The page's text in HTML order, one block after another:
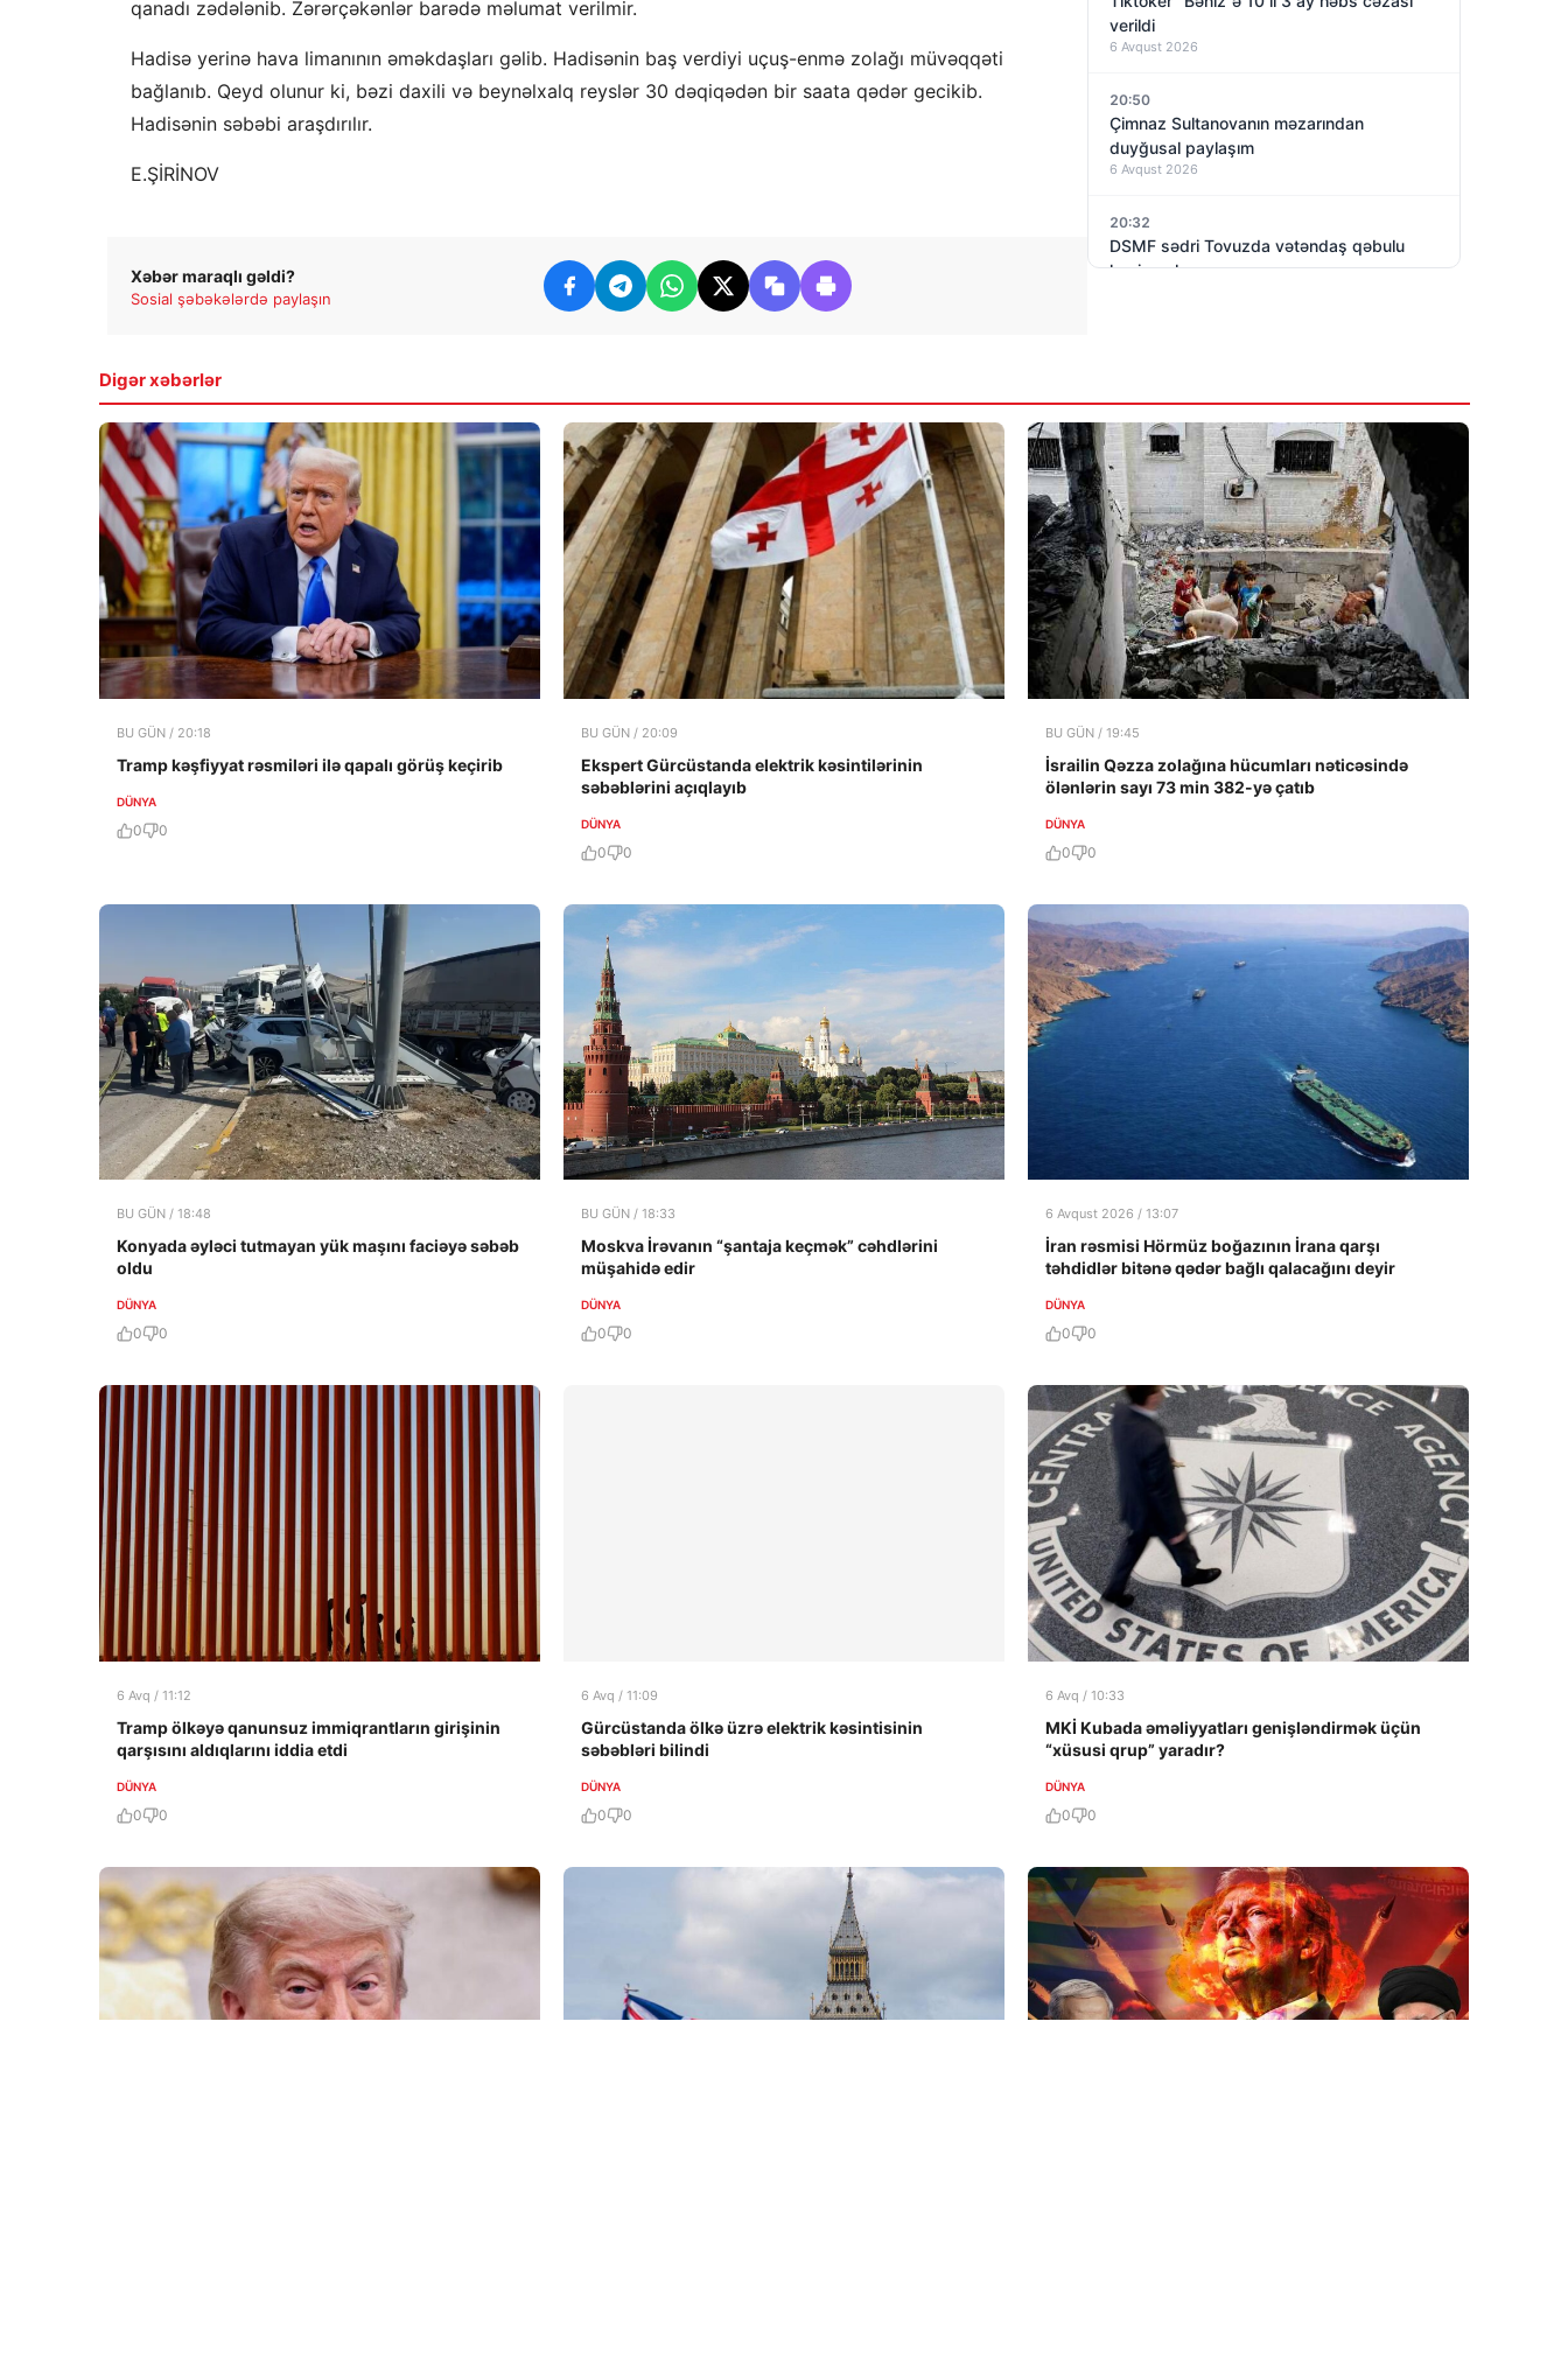
qanadı zədələnib. Zərərçəkənlər barədə məlumat verilmir.
Hadisə yerinə hava limanının əməkdaşları gəlib. Hadisənin baş verdiyi uçuş-enmə zolağı müvəqqəti
bağlanıb. Qeyd olunur ki, bəzi daxili və beynəlxalq reyslər 30 dəqiqədən bir saata qədər gecikib.
Hadisənin səbəbi araşdırılır.
E.ŞİRİNOV
Xəbər maraqlı gəldi?
Sosial şəbəkələrdə paylaşın
verildi
6 Avqust 2026
20:50
Çimnaz Sultanovanın məzarından
duyğusal paylaşım
6 Avqust 2026
20:32
DSMF sədri Tovuzda vətəndaş qəbulu
keçirəcək
20:14
Süni intellekt Azərbaycanda İslam
maliyyəsini dəyişə bilər
6 Avqust 2026
Digər xəbərlər
BU GÜN / 20:18
Tramp kəşfiyyat rəsmiləri ilə qapalı görüş keçirib
DÜNYA
0 0
BU GÜN / 20:09
Ekspert Gürcüstanda elektrik kəsintilərinin
səbəblərini açıqlayıb
DÜNYA
0 0
BU GÜN / 19:45
İsrailin Qəzza zolağına hücumları nəticəsində
ölənlərin sayı 73 min 382-yə çatıb
DÜNYA
0 0
BU GÜN / 18:48
Konyada əyləci tutmayan yük maşını faciəyə səbəb
oldu
DÜNYA
0 0
BU GÜN / 18:33
Moskva İrəvanın “şantaja keçmək” cəhdlərini
müşahidə edir
DÜNYA
0 0
6 Avqust 2026 / 13:07
İran rəsmisi Hörmüz boğazının İrana qarşı
təhdidlər bitənə qədər bağlı qalacağını deyir
DÜNYA
0 0
6 Avq / 11:12
Tramp ölkəyə qanunsuz immiqrantların girişinin
qarşısını aldıqlarını iddia etdi
DÜNYA
0 0
6 Avq / 11:09
Gürcüstanda ölkə üzrə elektrik kəsintisinin
səbəbləri bilindi
DÜNYA
0 0
6 Avq / 10:33
MKİ Kubada əməliyyatları genişləndirmək üçün
“xüsusi qrup” yaradır?
DÜNYA
0 0